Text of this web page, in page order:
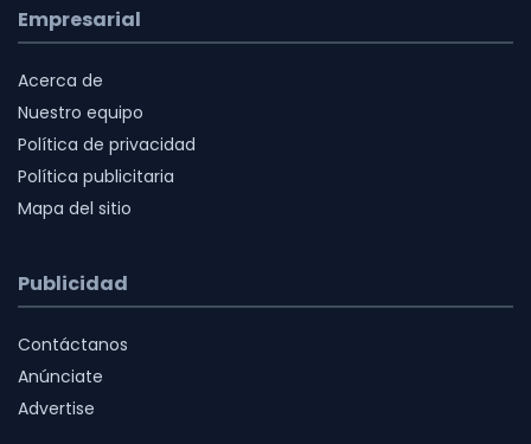
Empresarial
Acerca de
Nuestro equipo
Política de privacidad
Política publicitaria
Mapa del sitio
Publicidad
Contáctanos
Anúnciate
Advertise